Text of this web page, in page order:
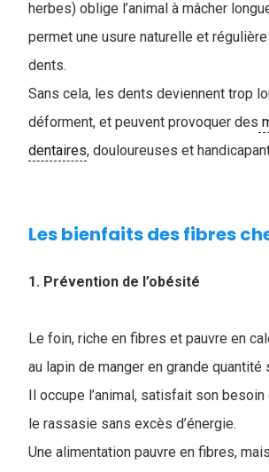
herbes) oblige l’animal à mâcher
permet une usure naturelle et
dents.
Sans cela, les dents deviennent trop
déforment, et peuvent provoquer des
dentaires, douloureuses et
Les bienfaits des fibres
1. Prévention de l’obésité
Le foin, riche en fibres et pauvre en
au lapin de manger en grande quantité
Il occupe l’animal, satisfait son besoin
le rassasie sans excès d’énergie.
Une alimentation pauvre en fibres,